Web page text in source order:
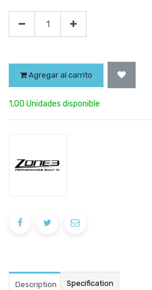
Agregar al carrito
1,00 Unidades disponible
Description Specification